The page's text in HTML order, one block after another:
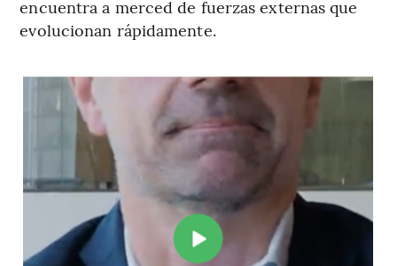
encuentra a merced de fuerzas externas que
evolucionan rápidamente.